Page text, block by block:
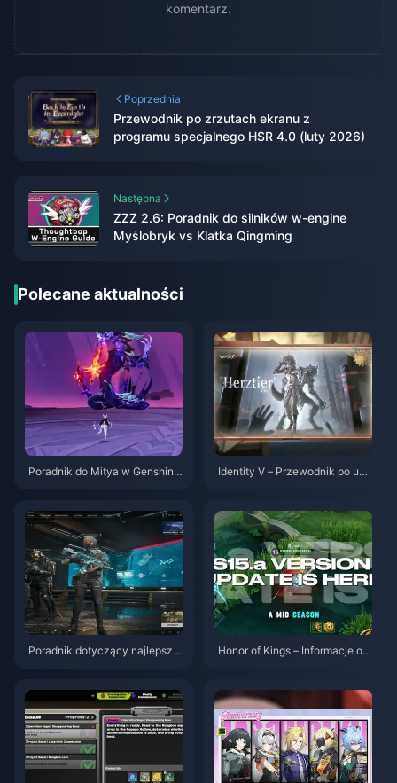
komentarz.
Poprzednia
Przewodnik po zrzutach ekranu z
programu specjalnego HSR 4.0 (luty 2026)
Następna
ZZZ 2.6: Poradnik do silników w-engine
Myślobryk vs Klatka Qingming
Polecane aktualności
Poradnik do Mitya w Genshin I
Identity V – Przewodnik po umi
Poradnik dotyczący najlepszy
Honor of Kings – Informacje o a